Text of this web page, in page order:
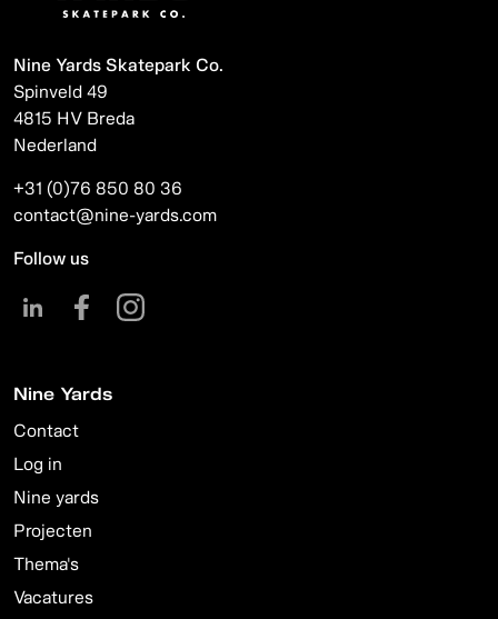
Nine Yards Skatepark Co.
Spinveld 49
4815 HV Breda
Nederland
+31 (0)76 850 80 36
contact@nine-yards.com
Follow us
Nine Yards
Contact
Log in
Nine yards
Projecten
Thema's
Vacatures